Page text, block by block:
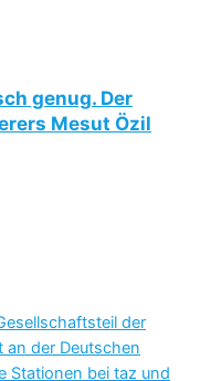
genug. Der
Mesut Özil
der
an der Deutschen
Stationen bei taz und